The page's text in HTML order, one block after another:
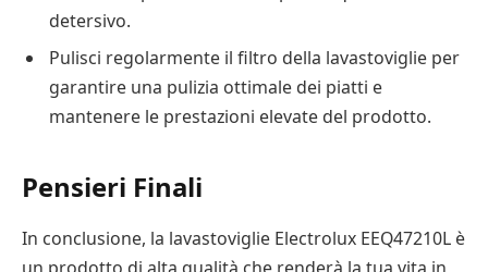
detersivo.
Pulisci regolarmente il filtro della lavastoviglie per
garantire una pulizia ottimale dei piatti e
mantenere le prestazioni elevate del prodotto.
Pensieri Finali
In conclusione, la lavastoviglie Electrolux EEQ47210L è